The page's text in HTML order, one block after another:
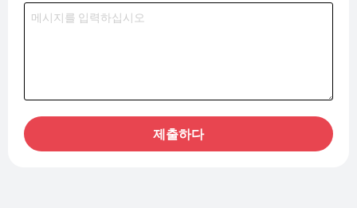
제출하다